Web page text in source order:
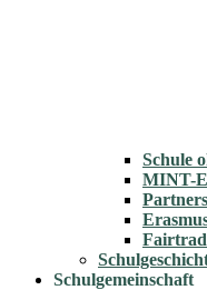
Schule
MINT-
Schulgemeinschaft